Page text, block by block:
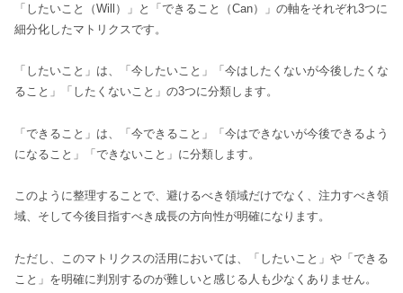
「したいこと（Will）」と「できること（Can）」の軸をそれぞれ3つに
細分化したマトリクスです。
「したいこと」は、「今したいこと」「今はしたくないが今後したくな
ること」「したくないこと」の3つに分類します。
「できること」は、「今できること」「今はできないが今後できるよう
になること」「できないこと」に分類します。
このように整理することで、避けるべき領域だけでなく、注力すべき領
域、そして今後目指すべき成長の方向性が明確になります。
ただし、このマトリクスの活用においては、「したいこと」や「できる
こと」を明確に判別するのが難しいと感じる人も少なくありません。